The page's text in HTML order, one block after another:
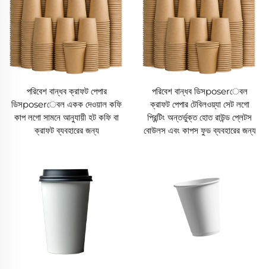
পরিবেশ বান্ধব ক্রাফট পেপার
ডিসposerেবল একক দেওয়াল কফি
কাপ লগো সামনে আনুযায়ী হট কফি বা
ক্রাফট ব্যবহারের জন্য
পরিবেশ বান্ধব ডিসposerেবল
ক্রাফট পেপার টেবিলওয়্যা সেট লগো
প্রিন্টিং অন্তর্ভুক্ত হোত রাউন্ড প্লেটস
বোউলস এবং কাপস ফুড ব্যবহারের জন্য